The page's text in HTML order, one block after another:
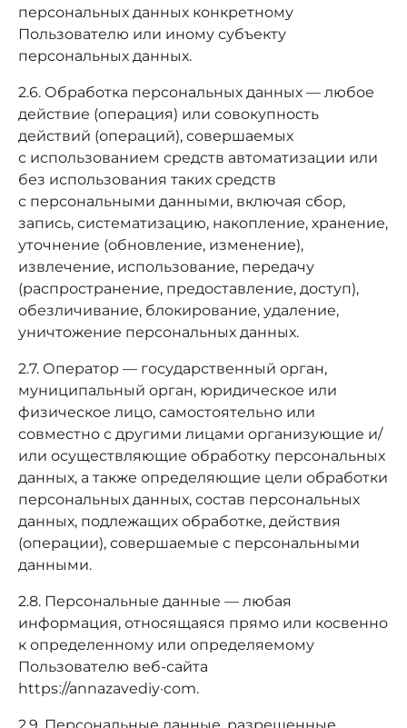
персональных данных конкретному
Пользователю или иному субъекту
персональных данных.
2.6. Обработка персональных данных — любое
действие (операция) или совокупность
действий (операций), совершаемых
с использованием средств автоматизации или
без использования таких средств
с персональными данными, включая сбор,
запись, систематизацию, накопление, хранение,
уточнение (обновление, изменение),
извлечение, использование, передачу
(распространение, предоставление, доступ),
обезличивание, блокирование, удаление,
уничтожение персональных данных.
2.7. Оператор — государственный орган,
муниципальный орган, юридическое или
физическое лицо, самостоятельно или
совместно с другими лицами организующие и/
или осуществляющие обработку персональных
данных, а также определяющие цели обработки
персональных данных, состав персональных
данных, подлежащих обработке, действия
(операции), совершаемые с персональными
данными.
2.8. Персональные данные — любая
информация, относящаяся прямо или косвенно
к определенному или определяемому
Пользователю веб-сайта
httpsː//annazavediy·com.